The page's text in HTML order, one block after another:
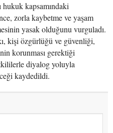
hukuk kapsamındaki
zorla kaybetme ve yaşam
yasak olduğunu vurguladı.
kişi özgürlüğü ve güvenliği,
korunması gerektiği
diyalog yoluyla
kaydedildi.